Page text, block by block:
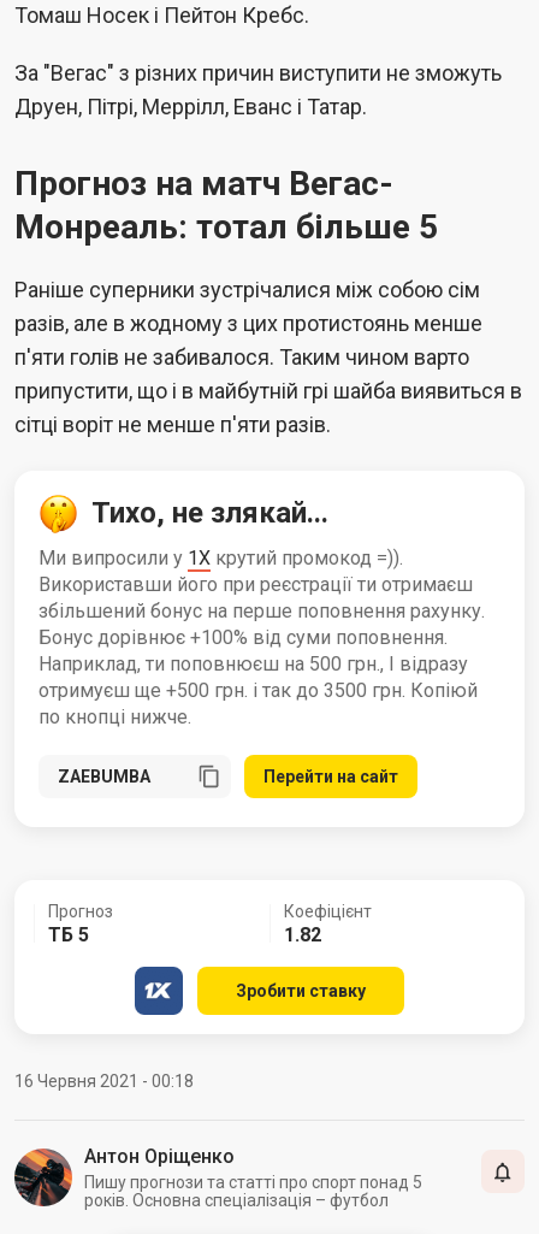
Томаш Носек і Пейтон Кребс.
За "Вегас" з різних причин виступити не зможуть
Друен, Пітрі, Меррілл, Еванс і Татар.
Прогноз на матч Вегас-
Монреаль: тотал більше 5
Раніше суперники зустрічалися між собою сім
разів, але в жодному з цих протистоянь менше
п'яти голів не забивалося. Таким чином варто
припустити, що і в майбутній грі шайба виявиться в
сітці воріт не менше п'яти разів.
Тихо, не злякай...
Ми випросили у 1X крутий промокод =)).
Використавши його при реєстрації ти отримаєш
збільшений бонус на перше поповнення рахунку.
Бонус дорівнює +100% від суми поповнення.
Наприклад, ти поповнюєш на 500 грн., І відразу
отримуєш ще +500 грн. і так до 3500 грн. Копіюй
по кнопці нижче.
Перейти на сайт
Прогноз
ТБ 5
Коефіцієнт
1.82
Зробити ставку
16 Червня 2021 - 00:18
Антон Оріщенко
Пишу прогнози та статті про спорт понад 5
років. Основна спеціалізація – футбол